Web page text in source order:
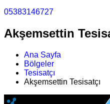
05383146727
Akşemsettin
Ana Sayfa
Bölgeler
Tesisatçı
Akşemsettin Tesisatçı